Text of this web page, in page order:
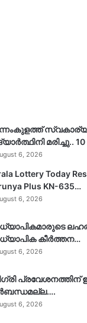
മരിച്ചു..
6, 2026
Lottery Today
Plus KN-635…
6, 2026
കീർത്തന…
6, 2026
പ്രവേശനത്തിന്
6, 2026